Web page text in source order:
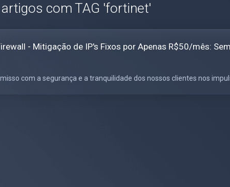
com TAG 'fortinet'
- Mitigação de IP's Fixos por Apenas R$50/mês:
com a segurança e a tranquilidade dos nossos clientes nos